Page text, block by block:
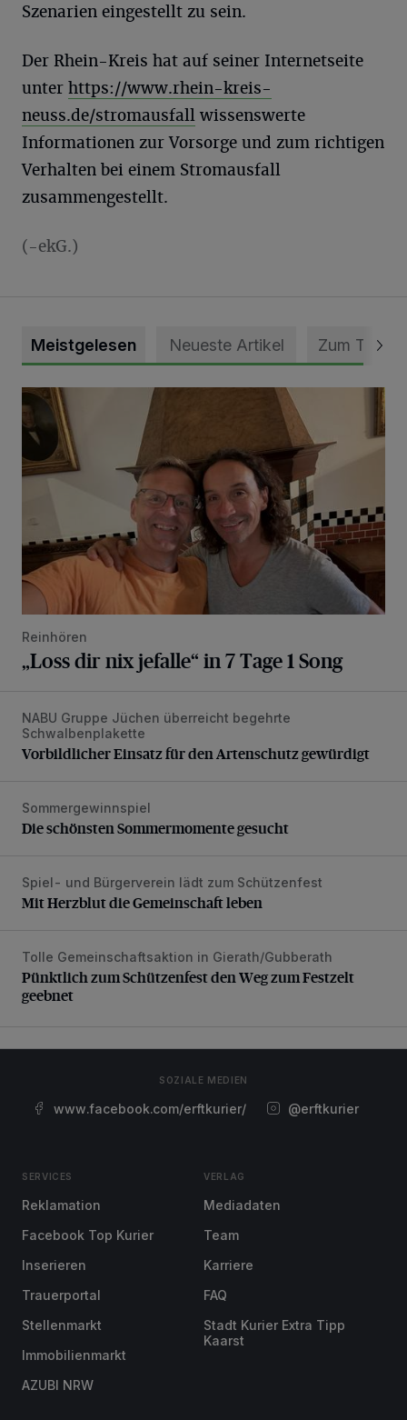
Szenarien eingestellt zu sein.
Der Rhein-Kreis hat auf seiner Internetseite
unter https://www.rhein-kreis-
neuss.de/stromausfall wissenswerte
Informationen zur Vorsorge und zum richtigen
Verhalten bei einem Stromausfall
zusammengestellt.
(-ekG.)
Meistgelesen Neueste Artikel Zum Thema
„Loss dir nix jefalle“ in 7 Tage 1 Song
Reinhören
„Loss dir nix jefalle“ in 7 Tage 1 Song
Vorbildlicher Einsatz für den Artenschutz gewürdigt
NABU Gruppe Jüchen überreicht begehrte
Schwalbenplakette
Vorbildlicher Einsatz für den Artenschutz gewürdigt
Die schönsten Sommermomente gesucht
Sommergewinnspiel
Die schönsten Sommermomente gesucht
Mit Herzblut die Gemeinschaft leben
Spiel- und Bürgerverein lädt zum Schützenfest
Mit Herzblut die Gemeinschaft leben
Pünktlich zum Schützenfest den Weg zum Festzelt
Tolle Gemeinschaftsaktion in Gierath/Gubberath
Pünktlich zum Schützenfest den Weg zum Festzelt
geebnet
SOZIALE MEDIEN
www.facebook.com/erftkurier/ @erftkurier
SERVICES
Reklamation
Facebook Top Kurier
Inserieren
Trauerportal
Stellenmarkt
Immobilienmarkt
AZUBI NRW
VERLAG
Mediadaten
Team
Karriere
FAQ
Stadt Kurier Extra Tipp
Kaarst